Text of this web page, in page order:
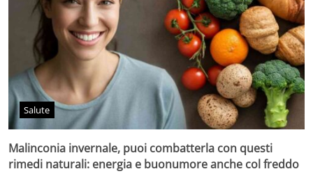
Salute
Malinconia invernale, puoi combatterla con questi
rimedi naturali: energia e buonumore anche col freddo